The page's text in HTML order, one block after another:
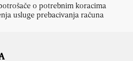
o potrebnim koracima
usluge prebacivanja računa